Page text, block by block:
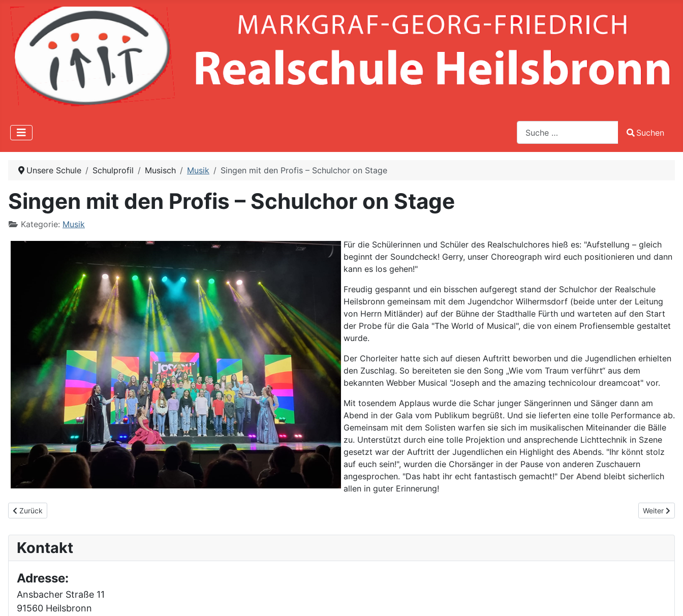
Suche
Type 2 or more characters for results.
Suchen
Unsere Schule Schulprofil Musisch Musik Singen mit den Profis – Schulchor on Stage
Singen mit den Profis – Schulchor on Stage
Kategorie: Musik
Für die Schülerinnen und Schüler des Realschulchores hieß es: "Aufstellung – gleich
beginnt der Soundcheck! Gerry, unser Choreograph wird euch positionieren und dann
kann es los gehen!"
Freudig gespannt und ein bisschen aufgeregt stand der Schulchor der Realschule
Heilsbronn gemeinsam mit dem Jugendchor Wilhermsdorf (beide unter der Leitung
von Herrn Mitländer) auf der Bühne der Stadthalle Fürth und warteten auf den Start
der Probe für die Gala "The World of Musical", die von einem Profiensemble gestaltet
wurde.
Der Chorleiter hatte sich auf diesen Auftritt beworben und die Jugendlichen erhielten
den Zuschlag. So bereiteten sie den Song „Wie vom Traum verführt“ aus dem
bekannten Webber Musical "Joseph and the amazing technicolour dreamcoat" vor.
Mit tosendem Applaus wurde die Schar junger Sängerinnen und Sänger dann am
Abend in der Gala vom Publikum begrüßt. Und sie lieferten eine tolle Performance ab.
Gemeinsam mit dem Solisten warfen sie sich im musikalischen Miteinander die Bälle
zu. Unterstützt durch eine tolle Projektion und ansprechende Lichttechnik in Szene
gesetzt war der Auftritt der Jugendlichen ein Highlight des Abends. "Ihr könnt stolz
auf euch sein!", wurden die Chorsänger in der Pause von anderen Zuschauern
angesprochen. "Das habt ihr echt fantastisch gemacht!" Der Abend bleibt sicherlich
allen in guter Erinnerung!
Vorheriger Beitrag: INCONCERT - Konzert mit Bands und Chor
Zurück Nächster
Weiter
Kontakt
Adresse:
Ansbacher Straße 11
91560 Heilsbronn